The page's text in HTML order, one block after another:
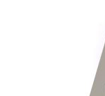
12V). Díky tomu je lze
proti nebezpečnému
prostor pro zdroj činí